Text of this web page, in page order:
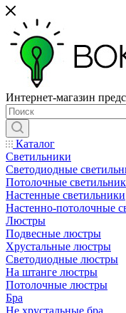
Интернет-магазин
Каталог
Светильники
Светодиодные
Потолочные
Настенные светильники
Настенно-потолочные
Люстры
Подвесные люстры
Хрустальные люстры
Светодиодные люстры
На штанге люстры
Потолочные люстры
Бра
Не хрустальные бра